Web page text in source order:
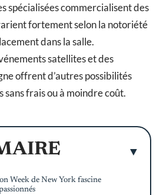
spécialisées commercialisent des
fortement selon la notoriété
dans la salle.
satellites et des
offrent d’autres possibilités
sans frais ou à moindre coût.
Week de New York fascine